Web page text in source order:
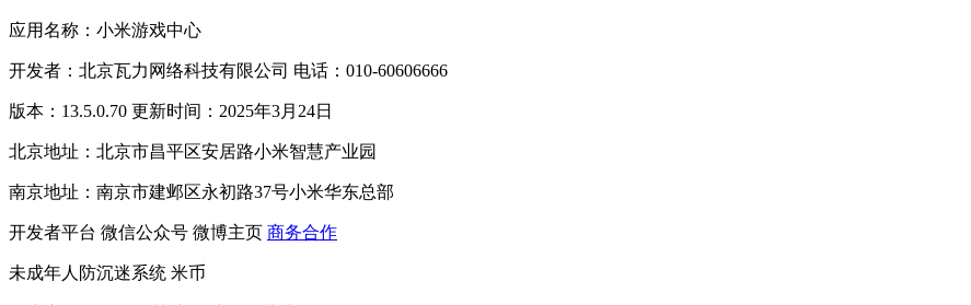
应用名称：小米游戏中心
开发者：北京瓦力网络科技有限公司 电话：010-60606666
版本：13.5.0.70 更新时间：2025年3月24日
北京地址：北京市昌平区安居路小米智慧产业园
南京地址：南京市建邺区永初路37号小米华东总部
开发者平台 微信公众号 微博主页 商务合作
未成年人防沉迷系统 米币